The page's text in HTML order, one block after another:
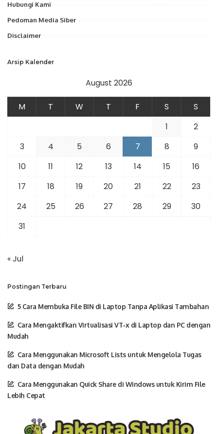
Hubungi Kami
Pedoman Media Siber
Disclaimer
Arsip Kalender
August 2026
M T W T F S
S
1
2
3
4 5 6 7 8
9
10
11 12 13 14 15
16
17
18 19 20 21 22
23
24
25 26 27 28 29
30
31
« Jul
Postingan Terbaru
5 Cara Membuka File BIN di Laptop Tanpa Aplikasi Tambahan
Cara Mengaktifkan Virtualisasi VT-x di Laptop dan PC dengan
Mudah
Cara Menggunakan Microsoft Lists untuk Mengelola Tugas
dan Data dengan Mudah
Cara Menggunakan Quick Share di Windows untuk Kirim File
Lebih Cepat